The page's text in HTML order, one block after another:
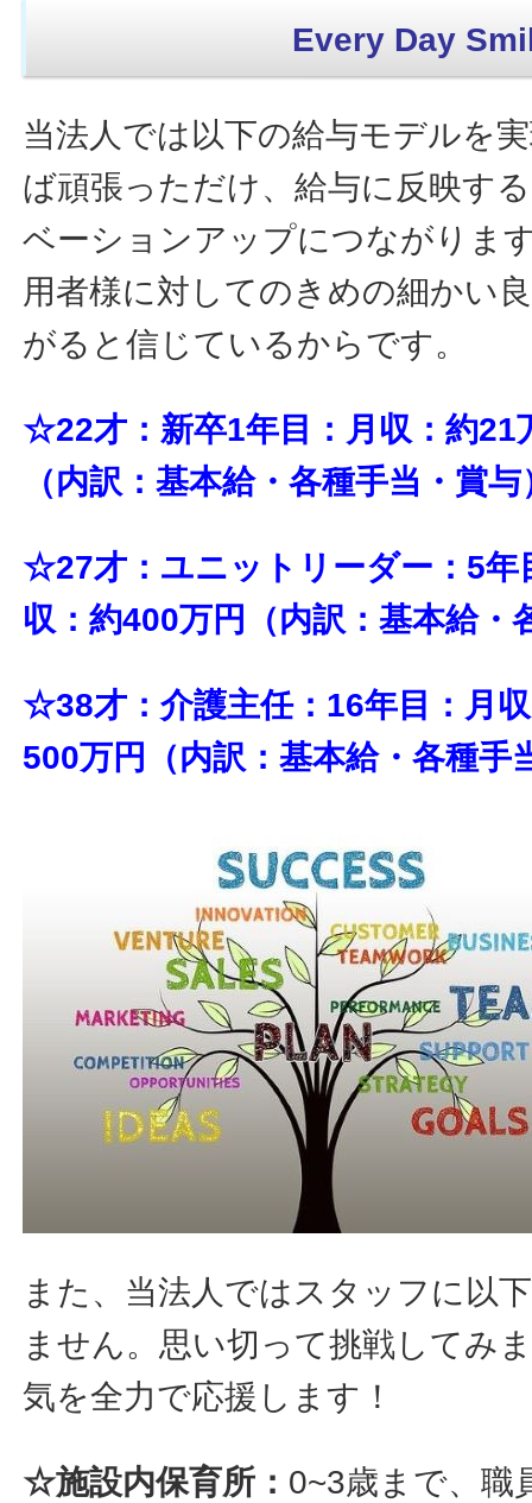
Every Day
当法人では以下の給与モデルを
ば頑張っただけ、給与に反映す
ベーションアップにつながりま
用者様に対してのきめの細かい
がると信じているからです。
☆22才：新卒1年目：月収：約21
（内訳：基本給・各種手当・賞与
☆27才：ユニットリーダー：5年
収：約400万円（内訳：基本給・
☆38才：介護主任：16年目：月
500万円（内訳：基本給・各種手
また、当法人ではスタッフに以
ません。思い切って挑戦してみ
気を全力で応援します！
☆施設内保育所： 0~3歳まで、職